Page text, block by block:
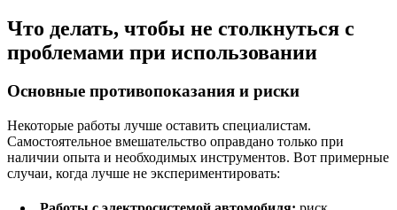
Что делать, чтобы не столкнуться с
проблемами при использовании
Основные противопоказания и риски
Некоторые работы лучше оставить специалистам.
Самостоятельное вмешательство оправдано только при
наличии опыта и необходимых инструментов. Вот примерные
случаи, когда лучше не экспериментировать: